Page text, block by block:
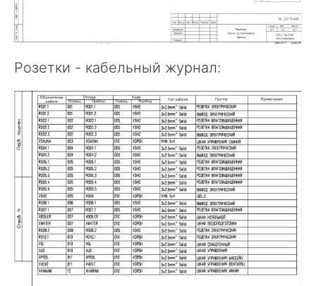
Розетки - кабельный журнал: